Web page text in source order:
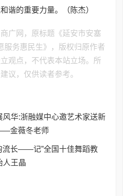
谐的重要力量。（陈杰）
广网，原标题《延安市安塞
服务惠民生》，版权归原作者
观点，不代表本站立场。所
议，仅供读者参考。
风华:浙融媒中心邀艺术家送新
金薇冬老师
流长——记”全国十佳舞蹈教
人王晶